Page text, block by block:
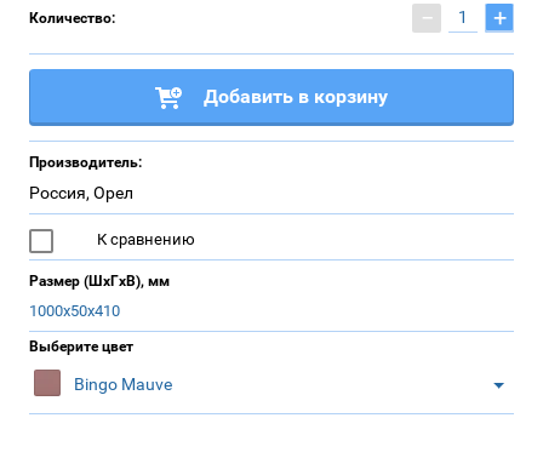
Количество: − +
Добавить в корзину
Производитель:
Россия, Орел
К сравнению
Размер (ШхГхВ), мм
1000х50х410
Выберите цвет
Bingo Mauve